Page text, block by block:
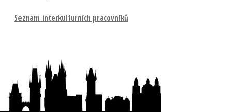
Seznam interkulturních pracovníků